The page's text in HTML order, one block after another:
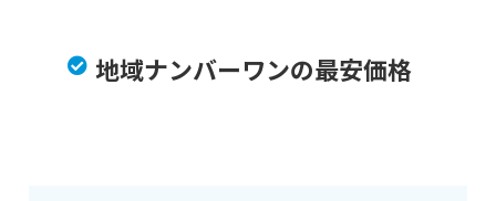
地域ナンバーワンの最安価格